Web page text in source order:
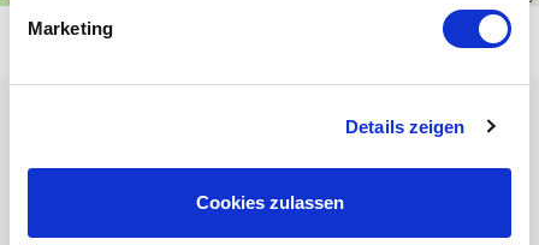
Marketing
Details zeigen
Cookies zulassen